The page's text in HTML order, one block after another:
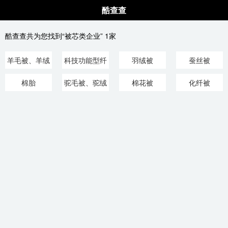
酷查查
酷查查共为您找到“被芯类企业” 1家
羊毛被、羊绒
被
科技功能型纤
维被
羽绒被 蚕丝被
棉胎
驼毛被、驼绒
棉花被 化纤被